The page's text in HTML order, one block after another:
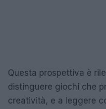
Questa prospettiva è
distinguere giochi che
creatività, e a leggere